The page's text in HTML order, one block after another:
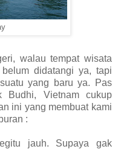
walau tempat wisata
didatangi ya, tapi
yang baru ya. Pas
Budhi, Vietnam cukup
ini yang membuat kami
:
jauh. Supaya gak